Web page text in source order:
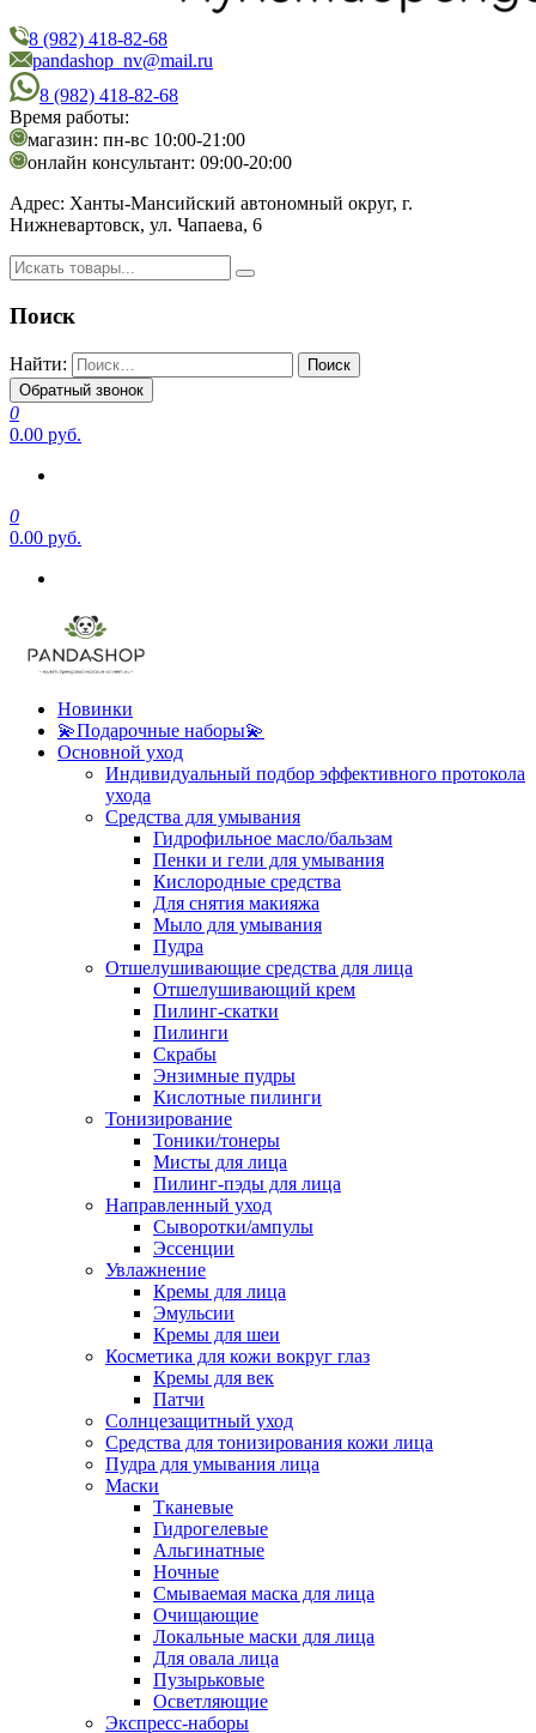
PandaShop
Интернет-магазин косметики
8 (982) 418-82-68
pandashop_nv@mail.ru
8 (982) 418-82-68
Время работы:
магазин: пн-вс 10:00-21:00
онлайн консультант: 09:00-20:00
Адрес: Ханты-Мансийский автономный округ, г.
Нижневартовск, ул. Чапаева, 6
Поиск
Найти:
Обратный звонок
0
0.00 руб.
0
0.00 руб.
Новинки
💫Подарочные наборы💫
Основной уход
Индивидуальный подбор эффективного протокола
ухода
Средства для умывания
Гидрофильное масло/бальзам
Пенки и гели для умывания
Кислородные средства
Для снятия макияжа
Мыло для умывания
Пудра
Отшелушивающие средства для лица
Отшелушивающий крем
Пилинг-скатки
Пилинги
Скрабы
Энзимные пудры
Кислотные пилинги
Тонизирование
Тоники/тонеры
Мисты для лица
Пилинг-пэды для лица
Направленный уход
Сыворотки/ампулы
Эссенции
Увлажнение
Кремы для лица
Эмульсии
Кремы для шеи
Косметика для кожи вокруг глаз
Кремы для век
Патчи
Солнцезащитный уход
Средства для тонизирования кожи лица
Пудра для умывания лица
Маски
Тканевые
Гидрогелевые
Альгинатные
Ночные
Смываемая маска для лица
Очищающие
Локальные маски для лица
Для овала лица
Пузырьковые
Осветляющие
Экспресс-наборы